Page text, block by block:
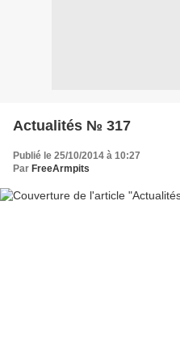
Actualités № 317
Publié le 25/10/2014 à 10:27
Par FreeArmpits